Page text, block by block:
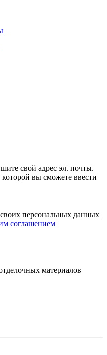
свой адрес эл. почты.
вы сможете ввести
персональных данных
соглашением
материалов